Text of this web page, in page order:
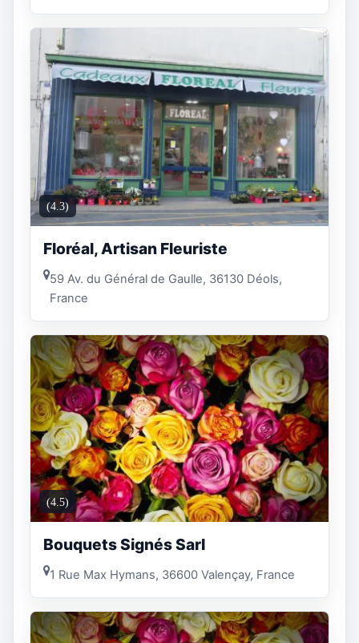
(4.3)
Floréal, Artisan Fleuriste
59 Av. du Général de Gaulle, 36130 Déols,
France
(4.5)
Bouquets Signés Sarl
1 Rue Max Hymans, 36600 Valençay, France